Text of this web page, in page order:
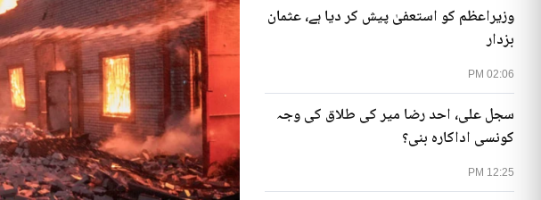
02:06 PM
وزیراعظم کو استعفیٰ پیش کر دیا ہے، عثمان
بزدار
12:25 PM
سجل علی، احد رضا میر کی طلاق کی وجہ
کونسی اداکارہ بنی؟